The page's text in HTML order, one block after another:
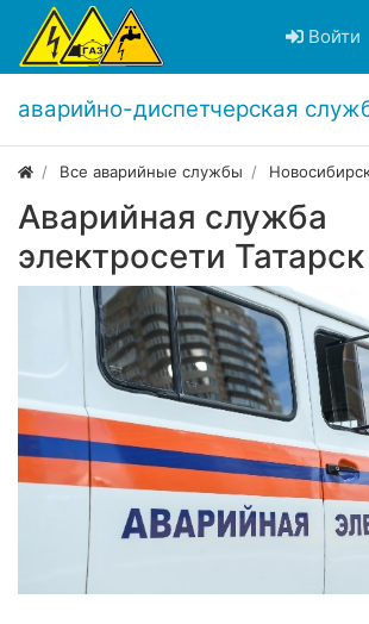
Войти
аварийно-диспетчерская
Все аварийные службы
Аварийная служба
электросети Татарск